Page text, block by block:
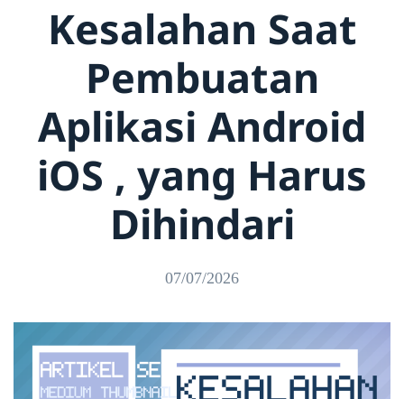
Kesalahan Saat
Pembuatan
Aplikasi Android
iOS , yang Harus
Dihindari
07/07/2026